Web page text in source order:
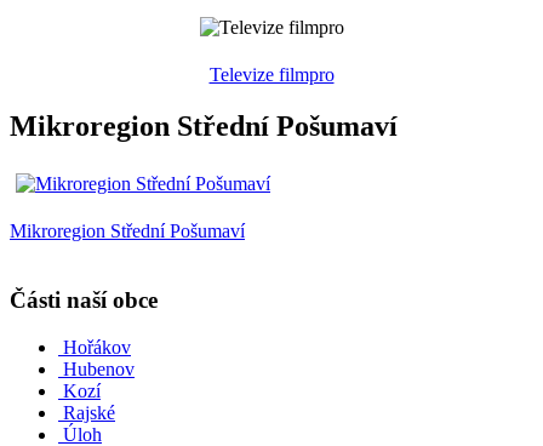
Televize filmpro
Mikroregion Střední Pošumaví
Mikroregion Střední Pošumaví
Části naší obce
Hořákov
Hubenov
Kozí
Rajské
Úloh